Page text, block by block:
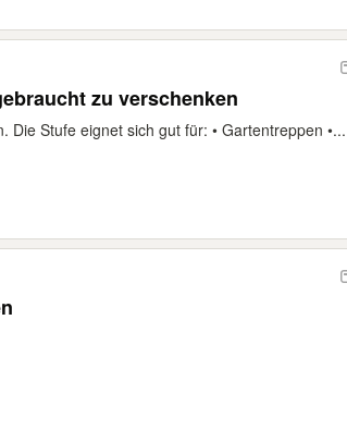
zu verschenken
Stufe eignet sich gut für: • Gartentreppen •...